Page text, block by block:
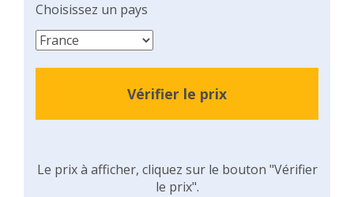
Choisissez un pays
Vérifier le prix
Le prix à afficher, cliquez sur le bouton "Vérifier
le prix".